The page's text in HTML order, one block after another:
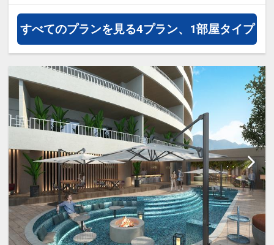
すべてのプランを見る4プラン、1部屋タイプ